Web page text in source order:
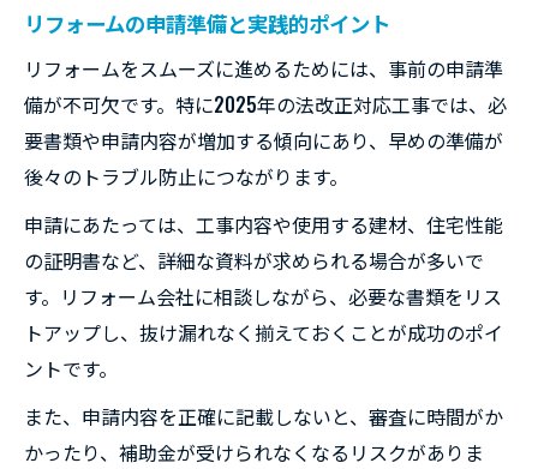
リフォームの申請準備と実践的ポイント
リフォームをスムーズに進めるためには、事前の申請準
備が不可欠です。特に2025年の法改正対応工事では、必
要書類や申請内容が増加する傾向にあり、早めの準備が
後々のトラブル防止につながります。
申請にあたっては、工事内容や使用する建材、住宅性能
の証明書など、詳細な資料が求められる場合が多いで
す。リフォーム会社に相談しながら、必要な書類をリス
トアップし、抜け漏れなく揃えておくことが成功のポイ
ントです。
また、申請内容を正確に記載しないと、審査に時間がか
かったり、補助金が受けられなくなるリスクがありま